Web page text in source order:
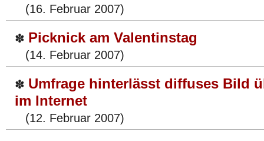
(16. Februar 2007)
✽ Picknick am Valentinstag
(14. Februar 2007)
✽ Umfrage hinterlässt diffuses Bild
im Internet
(12. Februar 2007)